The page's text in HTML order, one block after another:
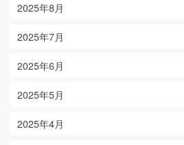
2025年8月
2025年7月
2025年6月
2025年5月
2025年4月